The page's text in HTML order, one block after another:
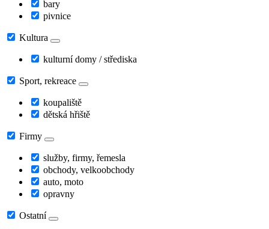
bary
pivnice
Kultura
kulturní domy / střediska
Sport, rekreace
koupaliště
dětská hřiště
Firmy
služby, firmy, řemesla
obchody, velkoobchody
auto, moto
opravny
Ostatní